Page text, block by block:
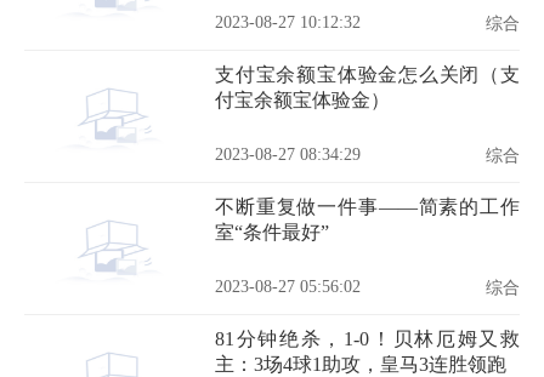
2023-08-27 10:12:32 综合
支付宝余额宝体验金怎么关闭（支
付宝余额宝体验金）
2023-08-27 08:34:29 综合
不断重复做一件事——简素的工作
室“条件最好”
2023-08-27 05:56:02 综合
81分钟绝杀，1-0！贝林厄姆又救
主：3场4球1助攻，皇马3连胜领跑